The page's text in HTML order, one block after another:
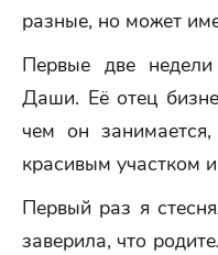
разные, но может
Первые две
Даши. Её отец
чем он
красивым участком
Первый раз я
заверила, что